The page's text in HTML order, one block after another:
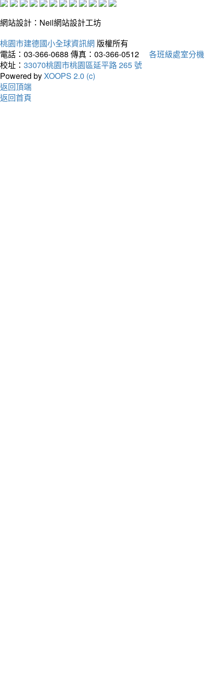
網站設計：Neil網站設計工坊
桃園市建德國小全球資訊網 版權所有
電話：03-366-0688 傳真：03-366-0512
各班級處室分機
校址： 33070桃園市桃園區延平路 265 號
Powered byXOOPS 2.0 (c)
返回頂端
返回首頁